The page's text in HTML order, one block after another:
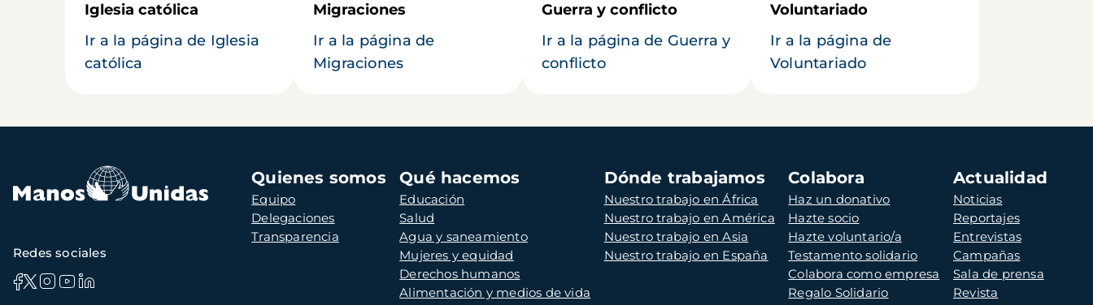
Iglesia católica
Ir a la página de Iglesia
católica
Migraciones
Ir a la página de
Migraciones
Guerra y conflicto
Ir a la página de Guerra y
conflicto
Voluntariado
Ir a la página de
Voluntariado
Navegación
principal
Quienes somos
Equipo
Delegaciones
Transparencia
Qué hacemos
Educación
Salud
Agua y saneamiento
Mujeres y equidad
Derechos humanos
Alimentación y medios de vida
Dónde trabajamos
Nuestro trabajo en África
Nuestro trabajo en América
Nuestro trabajo en Asia
Nuestro trabajo en España
Colabora
Haz un donativo
Hazte socio
Hazte voluntario/a
Testamento solidario
Colabora como empresa
Regalo Solidario
Actualidad
Noticias
Reportajes
Entrevistas
Campañas
Sala de prensa
Revista
Redes sociales